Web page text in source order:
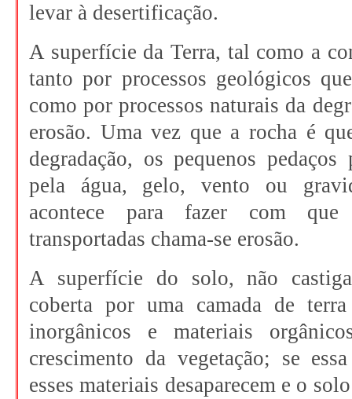
levar à desertificação.
A superfície da Terra, tal como a
tanto por processos geológicos
como por processos naturais da
erosão. Uma vez que a rocha é
degradação, os pequenos
pela água, gelo, vento ou
acontece para fazer com
transportadas chama-se erosão.
A superfície do solo, não
coberta por uma camada de
inorgânicos e materiais
crescimento da vegetação; se
esses materiais desaparecem e o